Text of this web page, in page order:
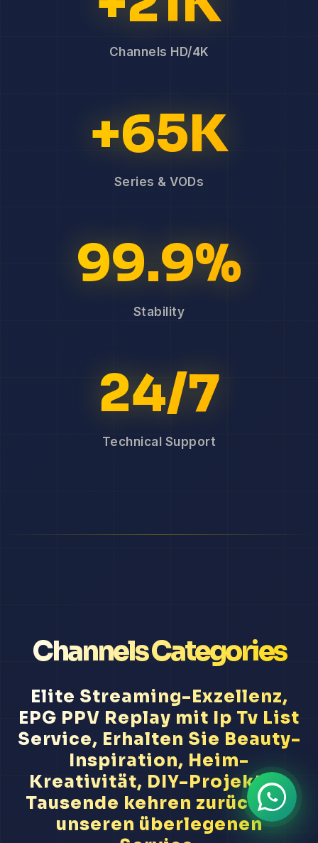
Channels HD/4K
+65K
Series & VODs
99.9%
Stability
24/7
Technical Support
Channels Categories
Elite Streaming-Exzellenz,
EPG PPV Replay mit Ip Tv List
Service, Erhalten Sie Beauty-
Inspiration, Heim-
Kreativität, DIY-Projekte...
Tausende kehren zurück für
unseren überlegenen